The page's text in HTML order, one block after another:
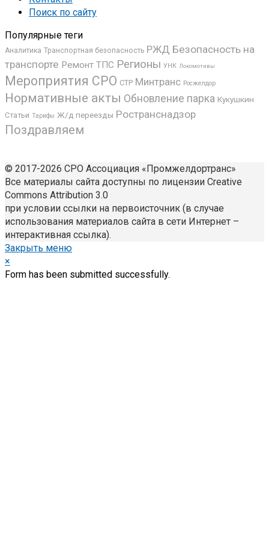
Поиск по сайту
Популярные теги
Аналитика Транспортная безопасность РЖД Безопасность на
транспорте Ремонт ТПС Регионы УНК Локомотивы
Мероприятия СРО СТР Минтранс Росжелдор
Нормативные акты Обновление парка Кукушкин
Статьи Тарифы Ж/д переезды Ространснадзор
Поздравляем
© 2017-2026 СРО Ассоциация «Промжелдортранс»
Все материалы сайта доступны по лицензии Creative
Commons Attribution 3.0
при условии ссылки на первоисточник (в случае
использования материалов сайта в сети Интернет –
интерактивная ссылка).
Закрыть меню
×
Form has been submitted successfully.